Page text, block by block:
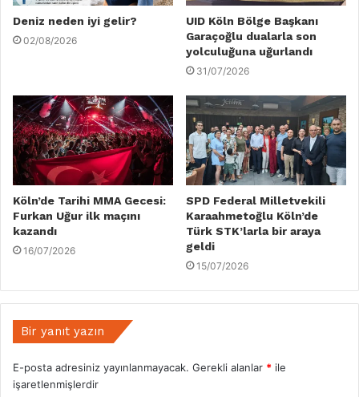
Deniz neden iyi gelir?
02/08/2026
UID Köln Bölge Başkanı
Garaçoğlu dualarla son
yolculuğuna uğurlandı
31/07/2026
Köln’de Tarihi MMA Gecesi:
Furkan Uğur ilk maçını
kazandı
16/07/2026
SPD Federal Milletvekili
Karaahmetoğlu Köln’de
Türk STK’larla bir araya
geldi
15/07/2026
Bir yanıt yazın
E-posta adresiniz yayınlanmayacak. Gerekli alanlar * ile
işaretlenmişlerdir